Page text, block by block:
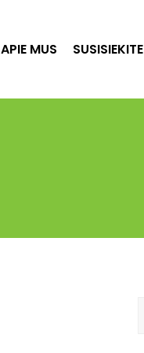
APIE MUS SUSISIEKITE